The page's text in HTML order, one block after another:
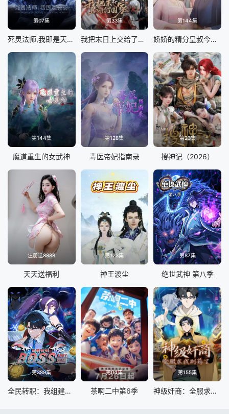
第07集
死灵法师,我即是天灾(2026)
第33集
我把末日上交给了国家
第144集
娇娇的精分皇叔今天又吃醋了
第144集
魔道重生的女武神
第128集
毒医帝妃指南录
第23集
搜神记（2026）
注册送8888
天天送福利
第123集
禅王渡尘
第87集
绝世武神 第八季
第389集
全民转职：我组建了BOSS军团
第04集
茶啊二中第6季
第155集
神级奸商：全服求我别薅了 动态漫画